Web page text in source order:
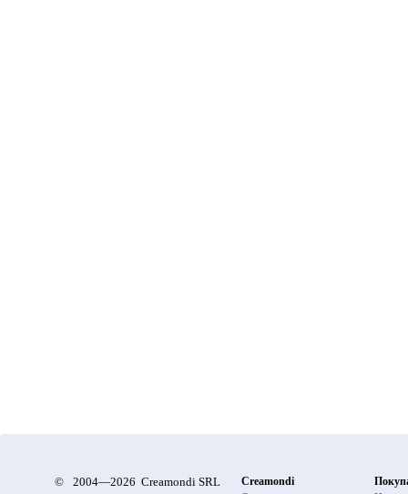
© 2004—2026 Creamondi SRL
Creamondi